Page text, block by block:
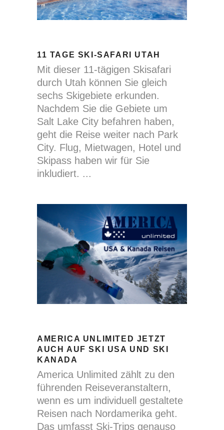
11 TAGE SKI-SAFARI UTAH
Mit dieser 11-tägigen Skisafari
durch Utah können Sie gleich
sechs Skigebiete erkunden.
Nachdem Sie die Gebiete um
Salt Lake City befahren haben,
geht die Reise weiter nach Park
City. Flug, Mietwagen, Hotel und
Skipass haben wir für Sie
inkludiert.
AMERICA UNLIMITED JETZT
AUCH AUF SKI USA UND SKI
KANADA
America Unlimited zählt zu den
führenden Reiseveranstaltern,
wenn es um individuell gestaltete
Reisen nach Nordamerika geht.
Das umfasst Ski-Trips genauso